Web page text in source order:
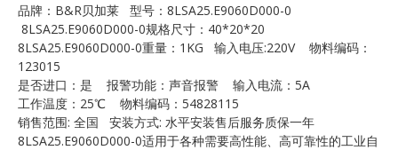
品牌：B&R贝加莱 型号：8LSA25.E9060D000-0
8LSA25.E9060D000-0规格尺寸：40*20*20
8LSA25.E9060D000-0重量：1KG 输入电压:220V 物料编码：
123015
是否进口：是 报警功能：声音报警 输入电流：5A
工作温度：25℃ 物料编码：54828115
销售范围: 全国 安装方式: 水平安装售后服务质保一年
8LSA25.E9060D000-0适用于各种需要高性能、高可靠性的工业自